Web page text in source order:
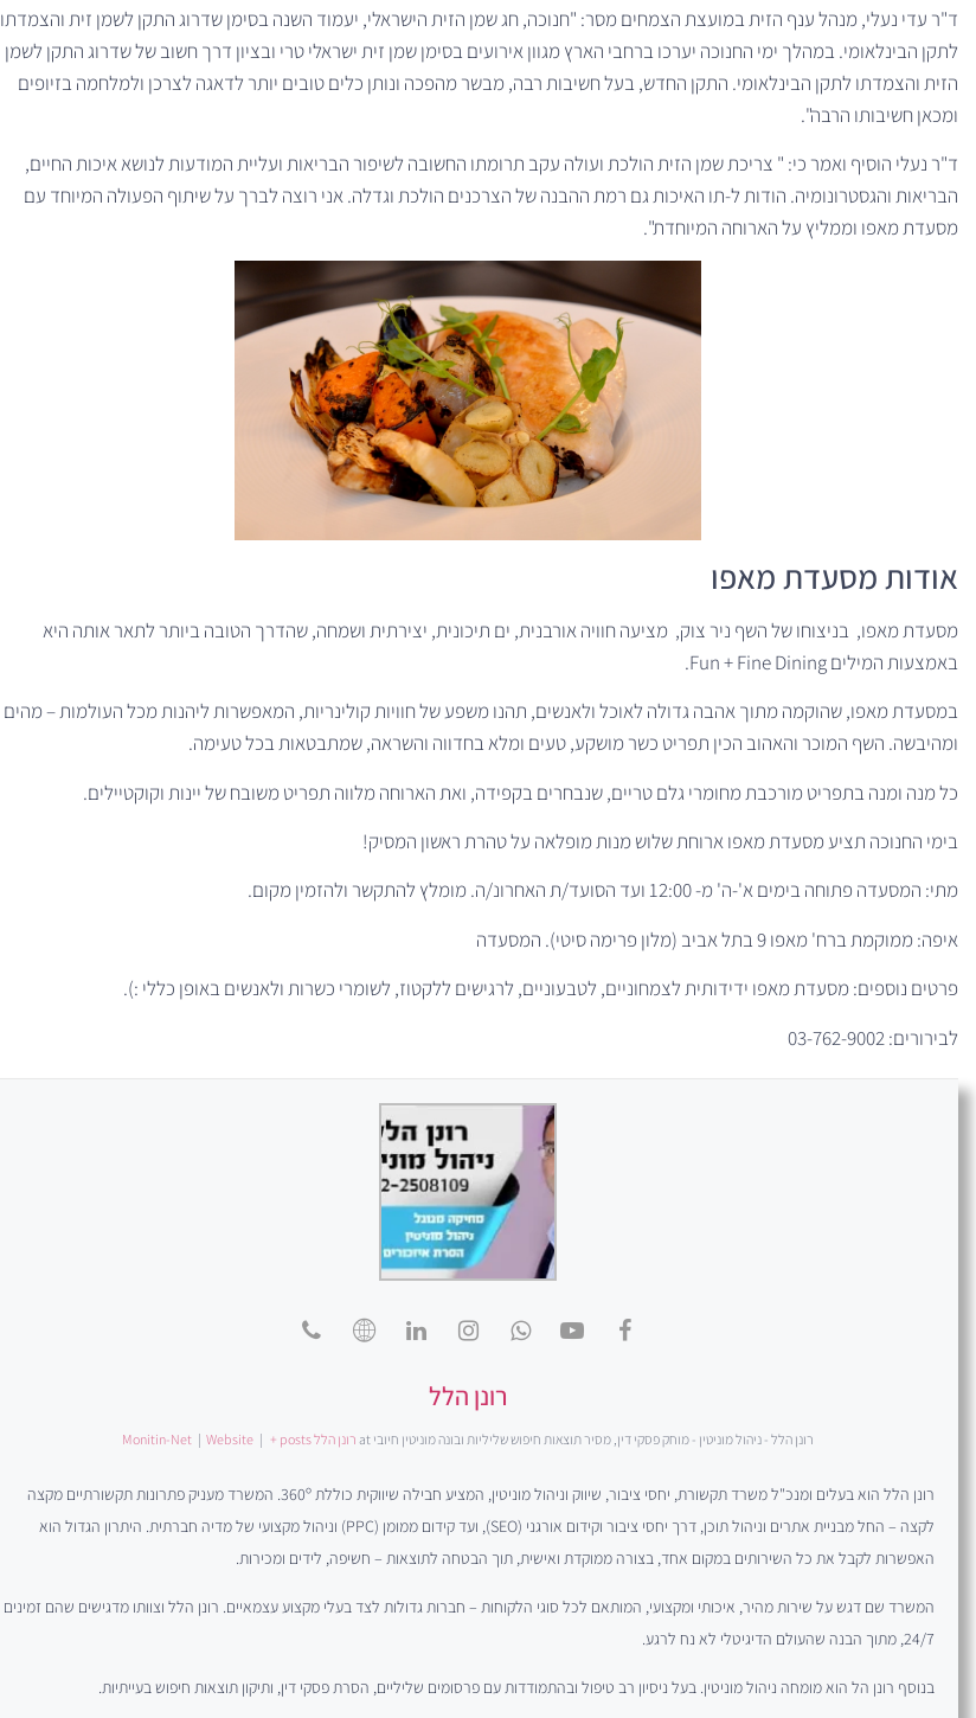
ד"ר עדי נעלי, מנהל ענף הזית במועצת הצמחים מסר: "חנוכה, חג שמן הזית הישראלי, יעמוד השנה בסימן שדרוג התקן לשמן זית והצמדתו
לתקן הבינלאומי. במהלך ימי החנוכה יערכו ברחבי הארץ מגוון אירועים בסימן שמן זית ישראלי טרי ובציון דרך חשוב של שדרוג התקן לשמן
הזית והצמדתו לתקן הבינלאומי. התקן החדש, בעל חשיבות רבה, מבשר מהפכה ונותן כלים טובים יותר לדאגה לצרכן ולמלחמה בזיופים
ומכאן חשיבותו הרבה".
ד"ר נעלי הוסיף ואמר כי: " צריכת שמן הזית הולכת ועולה עקב תרומתו החשובה לשיפור הבריאות ועליית המודעות לנושא איכות החיים,
הבריאות והגסטרונומיה. הודות ל-תו האיכות גם רמת ההבנה של הצרכנים הולכת וגדלה. אני רוצה לברך על שיתוף הפעולה המיוחד עם
מסעדת מאפו וממליץ על הארוחה המיוחדת".
אודות מסעדת מאפו
מסעדת מאפו, בניצוחו של השף ניר צוק, מציעה חוויה אורבנית, ים תיכונית, יצירתית ושמחה, שהדרך הטובה ביותר לתאר אותה היא
באמצעות המילים Fun + Fine Dining.
במסעדת מאפו, שהוקמה מתוך אהבה גדולה לאוכל ולאנשים, תהנו משפע של חוויות קולינריות, המאפשרות ליהנות מכל העולמות – מהים
ומהיבשה. השף המוכר והאהוב הכין תפריט כשר מושקע, טעים ומלא בחדווה והשראה, שמתבטאות בכל טעימה.
כל מנה ומנה בתפריט מורכבת מחומרי גלם טריים, שנבחרים בקפידה, ואת הארוחה מלווה תפריט משובח של יינות וקוקטיילים.
בימי החנוכה תציע מסעדת מאפו ארוחת שלוש מנות מופלאה על טהרת ראשון המסיק!
מתי: המסעדה פתוחה בימים א'-ה' מ- 12:00 ועד הסועד/ת האחרונ/ה. מומלץ להתקשר ולהזמין מקום.
איפה: ממוקמת ברח' מאפו 9 בתל אביב (מלון פרימה סיטי). המסעדה
פרטים נוספים: מסעדת מאפו ידידותית לצמחוניים, לטבעוניים, לרגישים ללקטוז, לשומרי כשרות ולאנשים באופן כללי :).
לבירורים: 03-762-9002
רונן הלל
רונן הלל - ניהול מוניטין - מוחק פסקי דין, מסיר תוצאות חיפוש שליליות ובונה מוניטין חיובי at רונן הלל Monitin-Net | Website | + posts
רונן הלל הוא בעלים ומנכ"ל משרד תקשורת, יחסי ציבור, שיווק וניהול מוניטין, המציע חבילה שיווקית כוללת 360º. המשרד מעניק פתרונות תקשורתיים מקצה
לקצה – החל מבניית אתרים וניהול תוכן, דרך יחסי ציבור וקידום אורגני (SEO), ועד קידום ממומן (PPC) וניהול מקצועי של מדיה חברתית. היתרון הגדול הוא
האפשרות לקבל את כל השירותים במקום אחד, בצורה ממוקדת ואישית, תוך הבטחה לתוצאות – חשיפה, לידים ומכירות.
המשרד שם דגש על שירות מהיר, איכותי ומקצועי, המותאם לכל סוגי הלקוחות – חברות גדולות לצד בעלי מקצוע עצמאיים. רונן הלל וצוותו מדגישים שהם זמינים
24/7, מתוך הבנה שהעולם הדיגיטלי לא נח לרגע.
בנוסף רונן הל הוא מומחה ניהול מוניטין. בעל ניסיון רב טיפול ובהתמודדות עם פרסומים שליליים, הסרת פסקי דין, ותיקון תוצאות חיפוש בעייתיות.